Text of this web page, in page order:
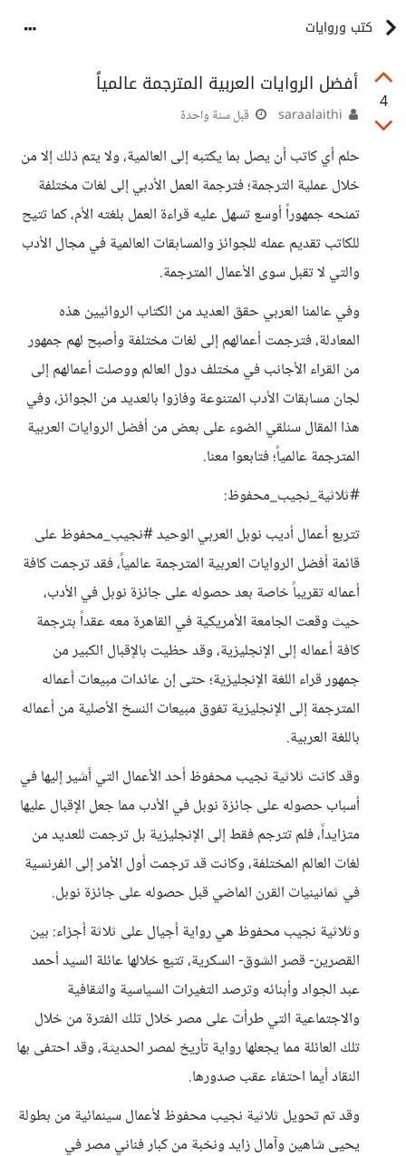
كتب وروايات
4
أفضل الروايات العربية المترجمة عالمياً
قبل سنة واحدة
حلم أي كاتب أن يصل بما يكتبه إلى العالمية، ولا يتم ذلك إلا من
خلال عملية الترجمة؛ فترجمة العمل الأدبي إلى لغات مختلفة
تمنحه جمهوراً أوسع تسهل عليه قراءة العمل بلغته الأم، كما تتيح
للكاتب تقديم عمله للجوائز والمسابقات العالمية في مجال الأدب
والتي لا تقبل سوى الأعمال المترجمة.
وفي عالمنا العربي حقق العديد من الكتاب الروائيين هذه
المعادلة، فترجمت أعمالهم إلى لغات مختلفة وأصبح لهم جمهور
من القراء الأجانب في مختلف دول العالم ووصلت أعمالهم إلى
لجان مسابقات الأدب المتنوعة وفازوا بالعديد من الجوائز، وفي
هذا المقال سنلقي الضوء على بعض من أفضل الروايات العربية
المترجمة عالمياً؛ فتابعوا معنا.
#ثلاثية_نجيب_محفوظ:
تتربع أعمال أديب نوبل العربي الوحيد #نجيب_محفوظ على
قائمة أفضل الروايات العربية المترجمة عالمياً، فقد ترجمت كافة
أعماله تقريباً خاصة بعد حصوله على جائزة نوبل في الأدب،
حيث وقعت الجامعة الأمريكية في القاهرة معه عقداً بترجمة
كافة أعماله إلى الإنجليزية، وقد حظيت بالإقبال الكبير من
جمهور قراء اللغة الإنجليزية؛ حتى إن عائدات مبيعات أعماله
المترجمة إلى الإنجليزية تفوق مبيعات النسخ الأصلية من أعماله
باللغة العربية.
وقد كانت ثلاثية نجيب محفوظ أحد الأعمال التي أشير إليها في
أسباب حصوله على جائزة نوبل في الأدب مما جعل الإقبال عليها
متزايداً، فلم تترجم فقط إلى الإنجليزية بل ترجمت للعديد من
لغات العالم المختلفة، وكانت قد ترجمت أول الأمر إلى الفرنسية
في ثمانينيات القرن الماضي قبل حصوله على جائزة نوبل.
وثلاثية نجيب محفوظ هي رواية أجيال على ثلاثة أجزاء: بين
القصرين- قصر الشوق- السكرية، تتبع خلالها عائلة السيد أحمد
عبد الجواد وأبنائه وترصد التغيرات السياسية والثقافية
والاجتماعية التي طرأت على مصر خلال تلك الفترة من خلال
تلك العائلة مما يجعلها رواية تأريخ لمصر الحديثة، وقد احتفى بها
النقاد أيما احتفاء عقب صدورها.
وقد تم تحويل ثلاثية نجيب محفوظ لأعمال سينمائية من بطولة
يحيى شاهين وآمال زايد ونخبة من كبار فناني مصر في